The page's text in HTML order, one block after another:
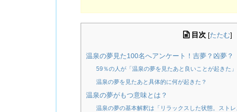
目次 [たたむ]
温泉の夢見た100名へアンケート！吉夢？凶夢？
59％の人が「温泉の夢を見たあと良いことが起きた
温泉の夢を見たあと具体的に何が起きた？
温泉の夢がもつ意味とは？
温泉の夢の基本解釈は「リラックスした状態。スト